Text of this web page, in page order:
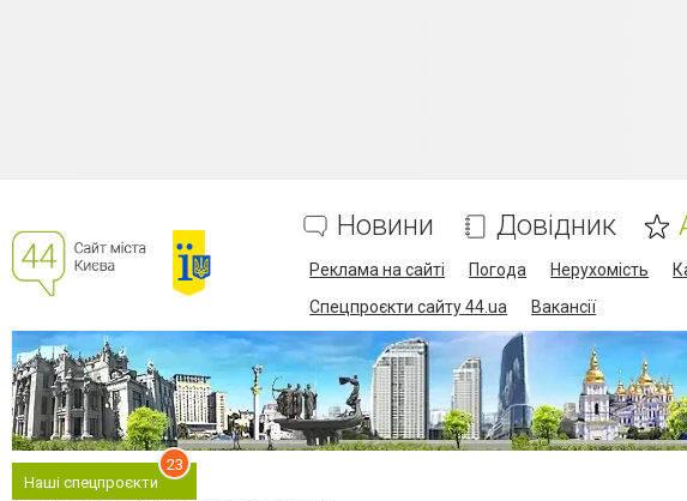
Новини Довідник
Реклама на сайті Погода Нерухомість
Спецпроєкти сайту 44.ua
Вакансії
Наші спецпроєкти
23